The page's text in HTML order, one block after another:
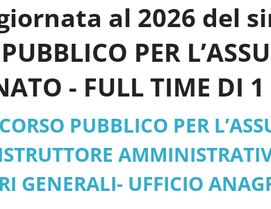
al 2026 del
PER
- FULL TIME DI 1
AREA DEGLI
GENERALI-
- Comune di
PUBBLICO PER
GENERALI- UFFICIO